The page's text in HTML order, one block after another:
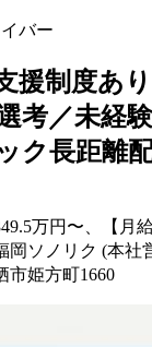
バー
援制度あ
考／未経
ク長距離
万円〜、【月
岡ソノリク (本社
市姫方町1660